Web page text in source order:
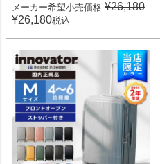
メーカー希望小売価格 ¥26,180
¥26,180税込